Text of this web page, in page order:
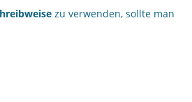
zu verwenden, sollte man